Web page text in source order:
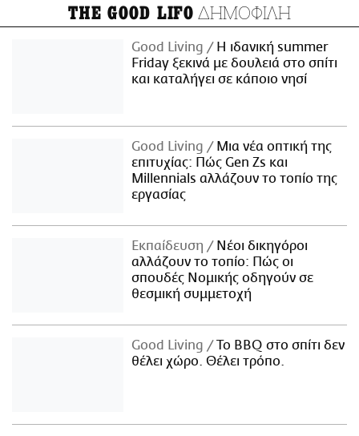
THE GOOD LIFO ΔΗΜΟΦΙΛΗ
Good Living
Η ιδανική summer
Friday ξεκινά με δουλειά στο σπίτι
και καταλήγει σε κάποιο νησί
Good Living
Μια νέα οπτική της
επιτυχίας: Πώς Gen Zs και
Millennials αλλάζουν το τοπίο της
εργασίας
Εκπαίδευση
Νέοι δικηγόροι
αλλάζουν το τοπίο: Πώς οι
σπουδές Νομικής οδηγούν σε
θεσμική συμμετοχή
Good Living
Το BBQ στο σπίτι δεν
θέλει χώρο. Θέλει τρόπο.